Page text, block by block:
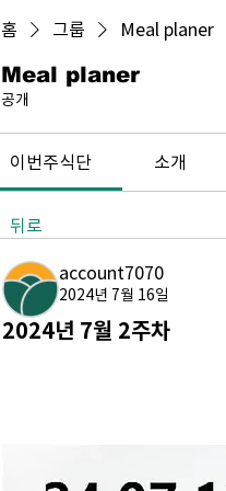
홈 그룹 Meal planer
Meal planer
공개
이번주식단 소개
뒤로
account7070
2024년 7월 16일
2024년 7월 2주차